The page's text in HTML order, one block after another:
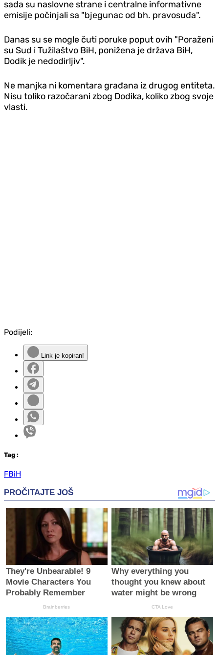
sada su naslovne strane i centralne informativne
emisije počinjali sa "bjegunac od bh. pravosuđa".
Danas su se mogle čuti poruke poput ovih "Poraženi
su Sud i Tužilaštvo BiH, ponižena je država BiH,
Dodik je nedodirljiv".
Ne manjka ni komentara građana iz drugog entiteta.
Nisu toliko razočarani zbog Dodika, koliko zbog svoje
vlasti.
Podijeli:
Link je kopiran!
Tag :
FBiH